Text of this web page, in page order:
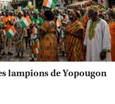
lampions de Yopougon